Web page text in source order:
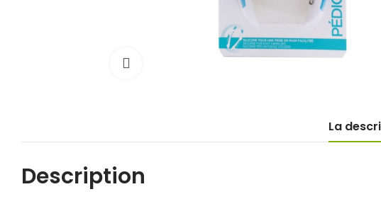
La
Description